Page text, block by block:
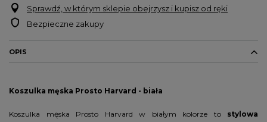
Sprawdź, w którym sklepie obejrzysz i kupisz od ręki
Bezpieczne zakupy
OPIS
Koszulka męska Prosto Harvard - biała
Koszulka męska Prosto Harvard w białym kolorze to stylowa